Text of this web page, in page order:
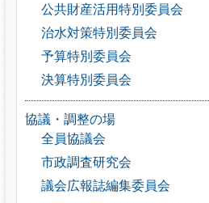
公共財産活用特別委員会
治水対策特別委員会
予算特別委員会
決算特別委員会
協議・調整の場
全員協議会
市政調査研究会
議会広報誌編集委員会